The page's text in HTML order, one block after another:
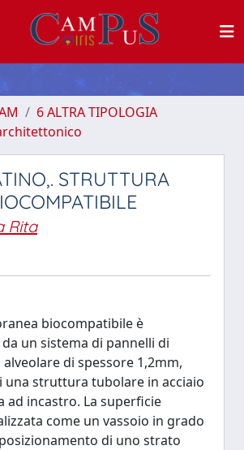
6 ALTRA TIPOLOGIA
STRUTTURA
Rita
biocompatibile è
un sistema di pannelli di
di spessore 1,2mm,
una struttura tubolare in acciaio
ad incastro. La superficie
come un vassoio in grado
di uno strato